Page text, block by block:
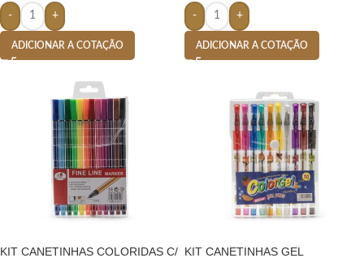
- +
ADICIONAR A COTAÇÃO
- +
ADICIONAR A COTAÇÃO
KIT CANETINHAS COLORIDAS C/ KIT CANETINHAS GEL